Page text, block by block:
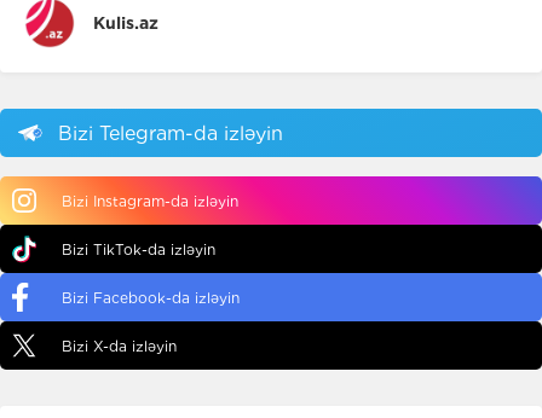
Kulis.az
Bizi Telegram-da izləyin
Bizi Instagram-da izləyin
Bizi TikTok-da izləyin
Bizi Facebook-da izləyin
Bizi X-da izləyin